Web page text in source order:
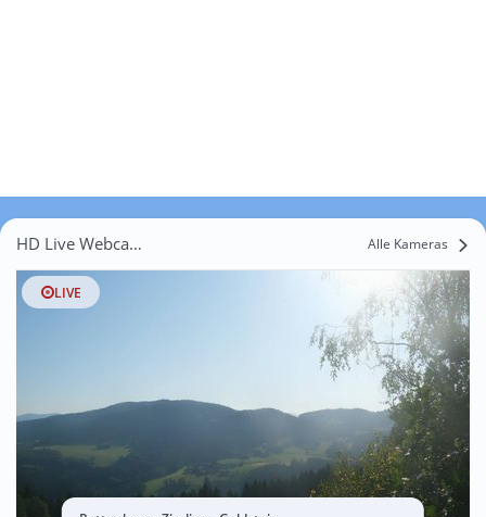
HD Live Webcams Niedereier Alle Kameras
LIVE